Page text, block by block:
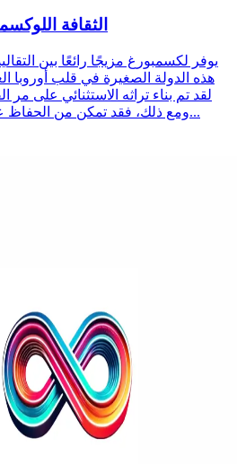
الثقافة
يوفر لكسمبورغ مزيجًا رائعًا بين
هذه الدولة الصغيرة في قلب أوروبا
لقد تم بناء تراثه الاستثنائي على
ومع ذلك، فقد تمكن من الحفاظ على هوية وطنية قوية وممي...